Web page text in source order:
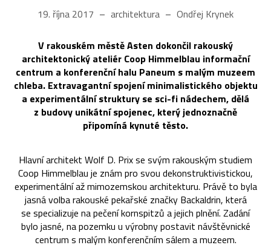
19. října 2017 architektura Ondřej Krynek
V rakouském městě Asten dokončil rakouský
architektonický ateliér Coop Himmelblau informační
centrum a konferenční halu Paneum s malým muzeem
chleba. Extravagantní spojení minimalistického objektu
a experimentální struktury se sci-fi nádechem, dělá
z budovy unikátní spojenec, který jednoznačně
připomíná kynuté těsto.
Hlavní architekt Wolf D. Prix se svým rakouským studiem
Coop Himmelblau je znám pro svou dekonstruktivistickou,
experimentální až mimozemskou architekturu. Právě to byla
jasná volba rakouské pekařské značky Backaldrin, která
se specializuje na pečení kornspitzů a jejich plnění. Zadání
bylo jasné, na pozemku u výrobny postavit návštěvnické
centrum s malým konferenčním sálem a muzeem.